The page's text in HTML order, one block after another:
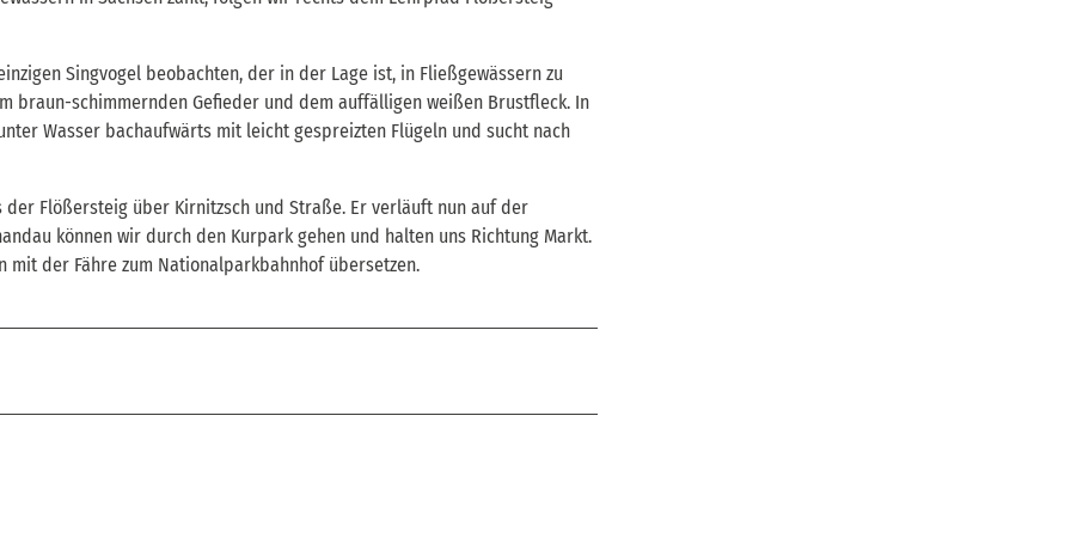
Singvogel beobachten, der in der Lage ist, in Fließgewässern zu
braun-schimmernden Gefieder und dem auffälligen weißen Brustfleck. In
Wasser bachaufwärts mit leicht gespreizten Flügeln und sucht nach
Flößersteig über Kirnitzsch und Straße. Er verläuft nun auf der
können wir durch den Kurpark gehen und halten uns Richtung Markt.
der Fähre zum Nationalparkbahnhof übersetzen.